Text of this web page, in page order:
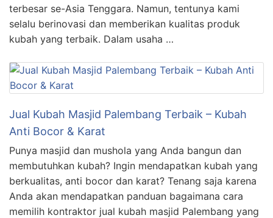
terbesar se-Asia Tenggara. Namun, tentunya kami
selalu berinovasi dan memberikan kualitas produk
kubah yang terbaik. Dalam usaha …
Jual Kubah Masjid Palembang Terbaik – Kubah
Anti Bocor & Karat
Punya masjid dan mushola yang Anda bangun dan
membutuhkan kubah? Ingin mendapatkan kubah yang
berkualitas, anti bocor dan karat? Tenang saja karena
Anda akan mendapatkan panduan bagaimana cara
memilih kontraktor jual kubah masjid Palembang yang